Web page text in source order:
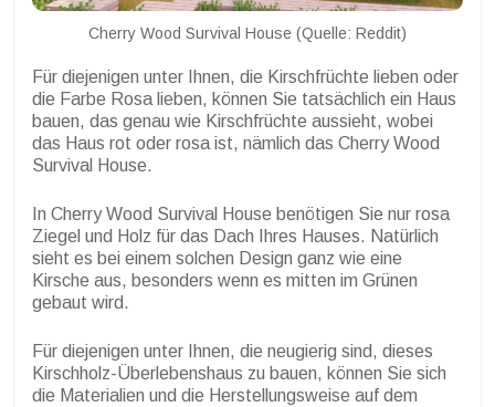
Cherry Wood Survival House (Quelle: Reddit)
Für diejenigen unter Ihnen, die Kirschfrüchte lieben oder
die Farbe Rosa lieben, können Sie tatsächlich ein Haus
bauen, das genau wie Kirschfrüchte aussieht, wobei
das Haus rot oder rosa ist, nämlich das Cherry Wood
Survival House.
In Cherry Wood Survival House benötigen Sie nur rosa
Ziegel und Holz für das Dach Ihres Hauses. Natürlich
sieht es bei einem solchen Design ganz wie eine
Kirsche aus, besonders wenn es mitten im Grünen
gebaut wird.
Für diejenigen unter Ihnen, die neugierig sind, dieses
Kirschholz-Überlebenshaus zu bauen, können Sie sich
die Materialien und die Herstellungsweise auf dem